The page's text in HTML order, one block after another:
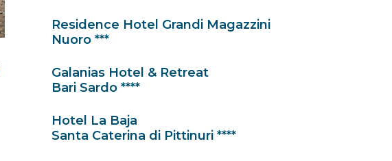
Residence Hotel Grandi Magazzini
Nuoro ***
Galanias Hotel & Retreat
Bari Sardo ****
Hotel La Baja
Santa Caterina di Pittinuri ****